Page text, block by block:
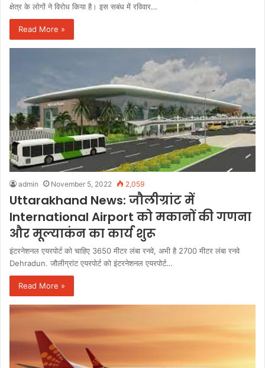
क्षेत्र के लोगों ने विरोध किया है। इस सबंध में रविवार…
Read More »
admin November 5, 2022 2,059
Uttarakhand News: जौलीग्रांट में
International Airport को मकानों की गणना
और मूल्याकंन का कार्य शुरू
इंटरनेशनल एयरपोर्ट को चाहिए 3650 मीटर लंबा रनवे, अभी है 2700 मीटर लंबा रनवे
Dehradun. जौलीग्रांट एयरपोर्ट को इंटरनेशनल एयरपोर्ट…
Read More »